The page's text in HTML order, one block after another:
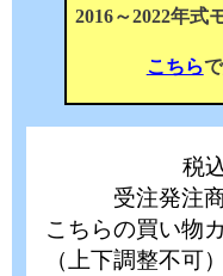
2016～2022年式
こちら
税
受注発注
こちらの買い物
（上下調整不可